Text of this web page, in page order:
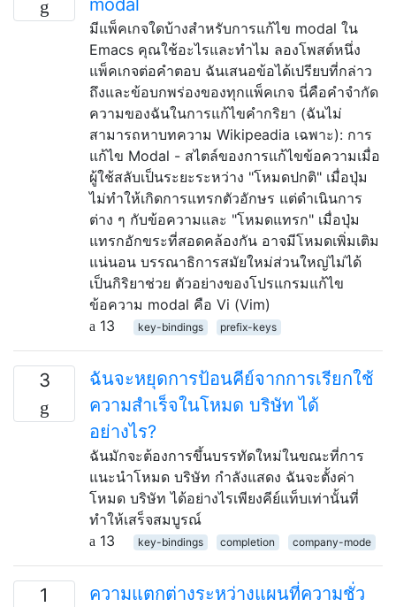
มีแพ็คเกจใดบ้างสำหรับการแก้ไข modal ใน
Emacs คุณใช้อะไรและทำไม ลองโพสต์หนึ่ง
แพ็คเกจต่อคำตอบ ฉันเสนอข้อได้เปรียบที่กล่าว
ถึงและข้อบกพร่องของทุกแพ็คเกจ นี่คือคำจำกัด
ความของฉันในการแก้ไขคำกริยา (ฉันไม่
สามารถหาบทความ Wikipeadia เฉพาะ): การ
แก้ไข Modal - สไตล์ของการแก้ไขข้อความเมื่อ
ผู้ใช้สลับเป็นระยะระหว่าง "โหมดปกติ" เมื่อปุ่ม
ไม่ทำให้เกิดการแทรกตัวอักษร แต่ดำเนินการ
ต่าง ๆ กับข้อความและ "โหมดแทรก" เมื่อปุ่ม
แทรกอักขระที่สอดคล้องกัน อาจมีโหมดเพิ่มเติม
แน่นอน บรรณาธิการสมัยใหม่ส่วนใหญ่ไม่ได้
เป็นกิริยาช่วย ตัวอย่างของโปรแกรมแก้ไข
ข้อความ modal คือ Vi (Vim)
13
key-bindings prefix-keys
3
ฉันจะหยุดการป้อนคีย์จากการเรียกใช้
ความสำเร็จในโหมด บริษัท ได้
อย่างไร?
ฉันมักจะต้องการขึ้นบรรทัดใหม่ในขณะที่การ
แนะนำโหมด บริษัท กำลังแสดง ฉันจะตั้งค่า
โหมด บริษัท ได้อย่างไรเพียงคีย์แท็บเท่านั้นที่
ทำให้เสร็จสมบูรณ์
13
key-bindings completion company-mode
1
ความแตกต่างระหว่างแผนที่ความชั่ว